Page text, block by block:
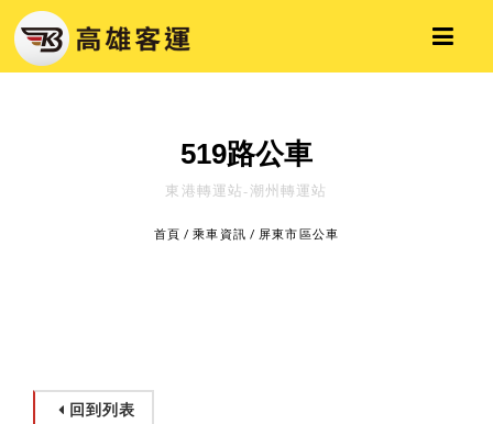
519路公車
東港轉運站-潮州轉運站
首頁 /乘車資訊 / 屏東市區公車
回到列表